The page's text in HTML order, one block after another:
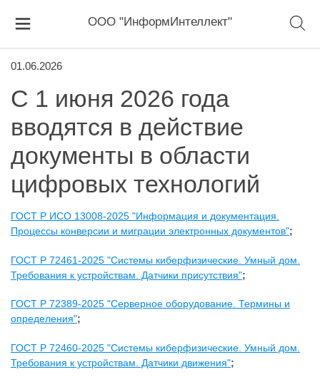
ООО "ИнформИнтеллект"
01.06.2026
С 1 июня 2026 года
вводятся в действие
документы в области
цифровых технологий
ГОСТ Р ИСО 13008-2025 "Информация и документация.
Процессы конверсии и миграции электронных документов";
ГОСТ Р 72461-2025 "Системы киберфизические. Умный дом.
Требования к устройствам. Датчики присутствия";
ГОСТ Р 72389-2025 "Серверное оборудование. Термины и
определения";
ГОСТ Р 72460-2025 "Системы киберфизические. Умный дом.
Требования к устройствам. Датчики движения";